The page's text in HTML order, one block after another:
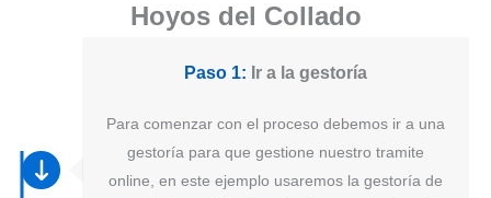
Hoyos del Collado
Paso 1: Ir a la gestoría
Para comenzar con el proceso debemos ir a una
gestoría para que gestione nuestro tramite
online, en este ejemplo usaremos la gestoría de